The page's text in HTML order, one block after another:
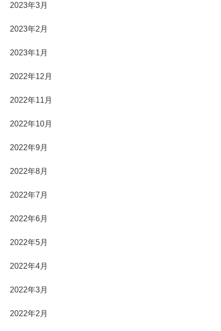
2023年3月
2023年2月
2023年1月
2022年12月
2022年11月
2022年10月
2022年9月
2022年8月
2022年7月
2022年6月
2022年5月
2022年4月
2022年3月
2022年2月